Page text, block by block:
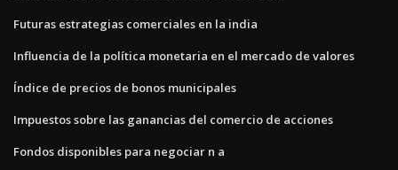
Futuras estrategias comerciales en la india
Influencia de la política monetaria en el mercado de valores
Índice de precios de bonos municipales
Impuestos sobre las ganancias del comercio de acciones
Fondos disponibles para negociar n a